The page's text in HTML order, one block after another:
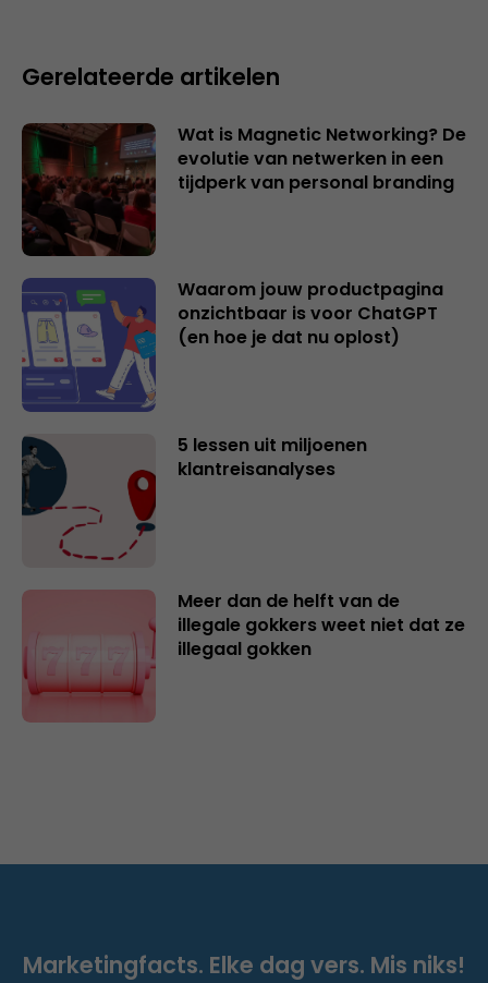
Gerelateerde artikelen
Wat is Magnetic Networking? De
evolutie van netwerken in een
tijdperk van personal branding
Waarom jouw productpagina
onzichtbaar is voor ChatGPT
(en hoe je dat nu oplost)
5 lessen uit miljoenen
klantreisanalyses
Meer dan de helft van de
illegale gokkers weet niet dat ze
illegaal gokken
Marketingfacts. Elke dag vers. Mis niks!